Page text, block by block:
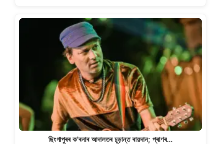
ছিংগাপুৰৰ ক'ৰনাৰ আদালতৰ চূড়ান্ত ৰায়দান; প্ৰাণৰ…